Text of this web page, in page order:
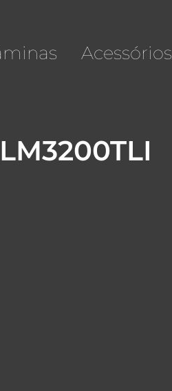
Acessórios